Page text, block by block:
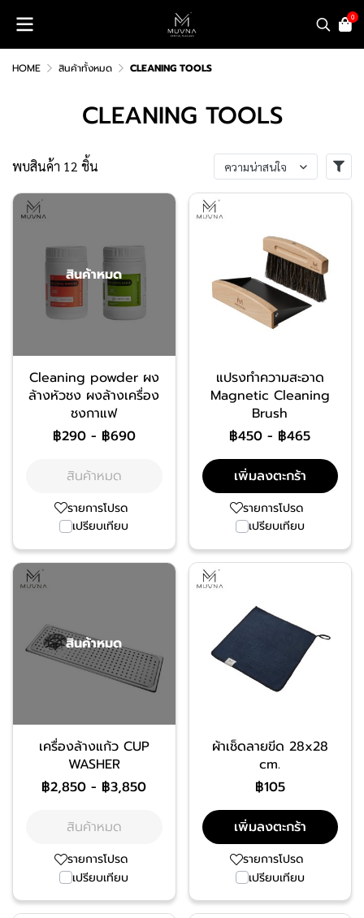
0
HOME สินค้าทั้งหมด CLEANING TOOLS
CLEANING TOOLS
พบสินค้า 12 ชิ้น ความน่าสนใจ
สินค้าหมด
Cleaning powder ผง
ล้างหัวชง ผงล้างเครื่อง
ชงกาแฟ
฿290- ฿690
สินค้าหมด
รายการโปรด
เปรียบเทียบ
แปรงทำความสะอาด
Magnetic Cleaning
Brush
฿450 - ฿465
เพิ่มลงตะกร้า
รายการโปรด
เปรียบเทียบ
สินค้าหมด
เครื่องล้างแก้ว CUP
WASHER
฿2,850 - ฿3,850
สินค้าหมด
รายการโปรด
เปรียบเทียบ
ผ้าเช็ดลายขีด 28x28
cm.
฿105
เพิ่มลงตะกร้า
รายการโปรด
เปรียบเทียบ